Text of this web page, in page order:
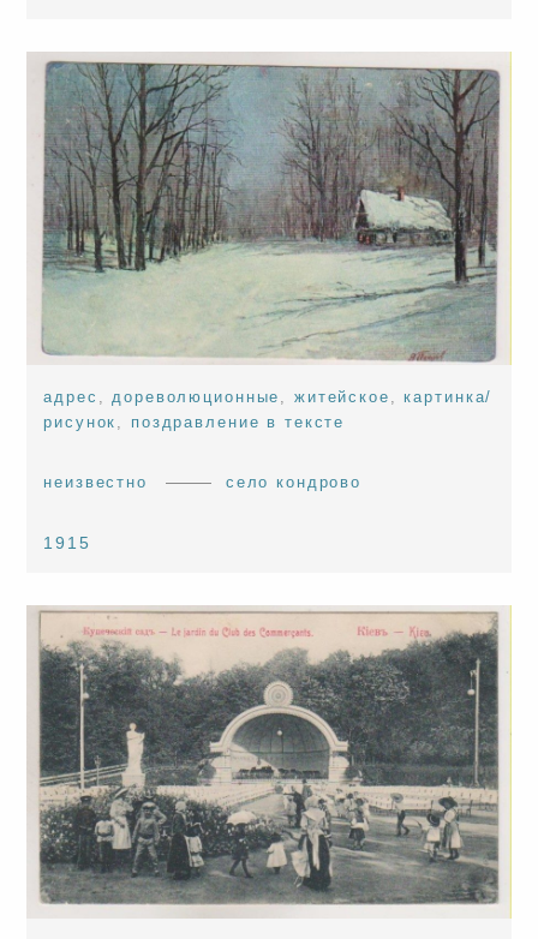
адрес дореволюционные житейское ,картинка/
рисунок
поздравление в тексте
неизвестно село кондрово
1915